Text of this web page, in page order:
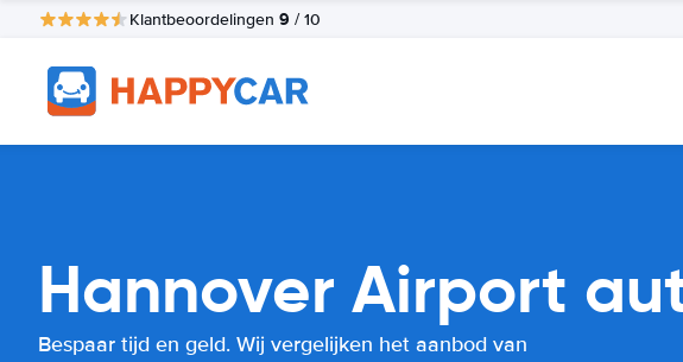
Klantbeoordelingen 9 / 10
Hannover Airport
Bespaar tijd en geld. Wij vergelijken het aanbod van